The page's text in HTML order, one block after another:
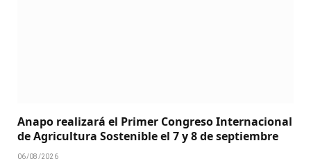
Anapo realizará el Primer Congreso Internacional
de Agricultura Sostenible el 7 y 8 de septiembre
06/08/2026